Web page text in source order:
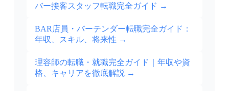
バー接客スタッフ転職完全ガイド →
BAR店員・バーテンダー転職完全ガイド：
年収、スキル、将来性 →
理容師の転職・就職完全ガイド｜年収や資
格、キャリアを徹底解説 →